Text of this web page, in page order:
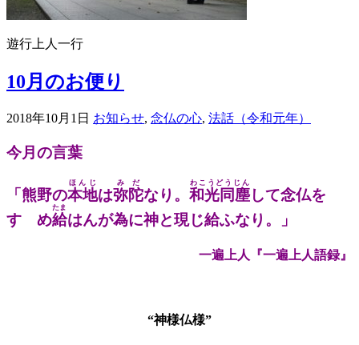
遊行上人一行
10月のお便り
2018年10月1日 お知らせ, 念仏の心, 法話（令和元年）
今月の言葉
「熊野の本地
ほんじ
は弥陀
みだ
なり。 和光同塵
わこうどうじん
して念仏を
すゝめ給
たま
はんが為に神と現じ給ふなり。」
一遍上人『一遍上人語録』
“神様仏様”